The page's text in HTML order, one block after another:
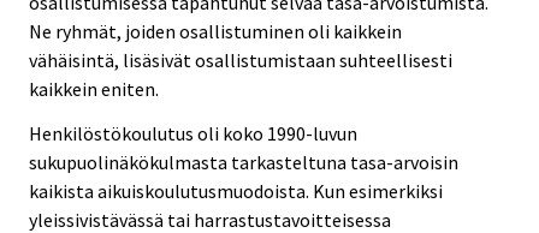
Ne ryhmät, joiden osallistuminen oli kaikkein
vähäisintä, lisäsivät osallistumistaan suhteellisesti
kaikkein eniten.
Henkilöstökoulutus oli koko 1990-luvun
sukupuolinäkökulmasta tarkasteltuna tasa-arvoisin
kaikista aikuiskoulutusmuodoista. Kun esimerkiksi
yleissivistävässä tai harrastustavoitteisessa